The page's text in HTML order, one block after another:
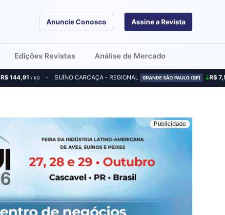
Anuncie Conosco Assine a Revista
Edições Revistas Análise de Mercado
R$ 144,91 / KG SUÍNO CARCAÇA - REGIONAL GRANDE SÃO PAULO (SP) R$